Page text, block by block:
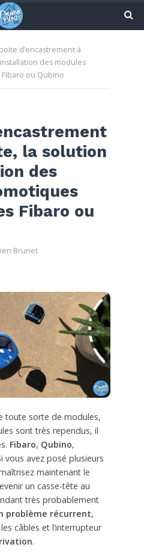
d’encastrement à
des modules
ou Qubino
la solution
des
Fibaro ou
Brunet
toute sorte de modules,
sont très rependus, il
Fibaro, Qubino,
vous avez posé plusieurs
maintenant le
un casse-tête au
très probablement
problème récurrent,
câbles et l’interrupteur
.